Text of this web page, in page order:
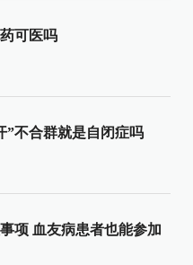
可医吗
”不合群就是自闭症吗
项 血友病患者也能参加